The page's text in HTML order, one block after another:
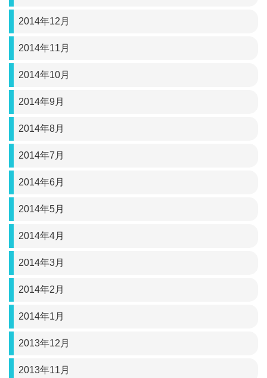
2014年12月
2014年11月
2014年10月
2014年9月
2014年8月
2014年7月
2014年6月
2014年5月
2014年4月
2014年3月
2014年2月
2014年1月
2013年12月
2013年11月